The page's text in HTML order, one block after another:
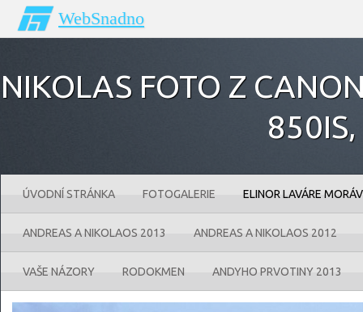
WebSnadno
NIKOLAS FOTO Z
ÚVODNÍ STRÁNKA FOTOGALERIE ELINOR LAVÁRE
ANDREAS A NIKOLAOS 2013 ANDREAS A NIKOLAOS 2012
VAŠE NÁZORY RODOKMEN ANDYHO PRVOTINY 2013